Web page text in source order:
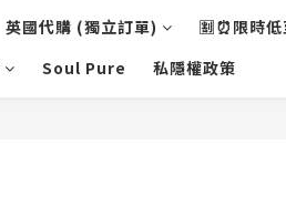
英國代購 (獨立訂單) 🈹⏰限時
Soul Pure 私隱權政策